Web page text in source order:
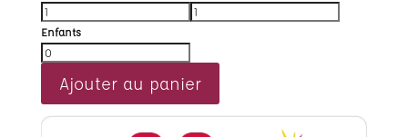
Enfants
Ajouter au panier